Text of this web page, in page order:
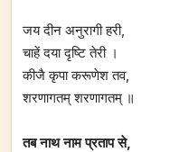
जय दीन अनुरागी हरी,
चाहें दया दृष्टि तेरी ।
कीजै कृपा करूणेश तव,
शरणागतम् शरणागतम् ॥
तब नाथ नाम प्रताप से,